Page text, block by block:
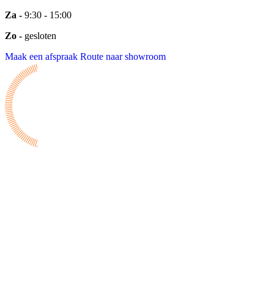
Za - 9:30 - 15:00
Zo - gesloten
Maak een afspraak Route naar showroom